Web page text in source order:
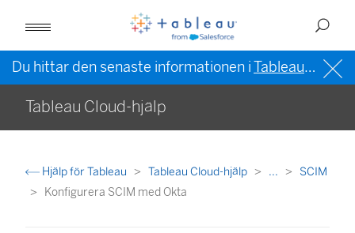
Du hittar den senaste informationen iTableau-hjälpen på engelska (USA)
Tableau Cloud-hjälp
Hjälp för Tableau Tableau Cloud-hjälp ...
SCIM
Konfigurera SCIM med Okta